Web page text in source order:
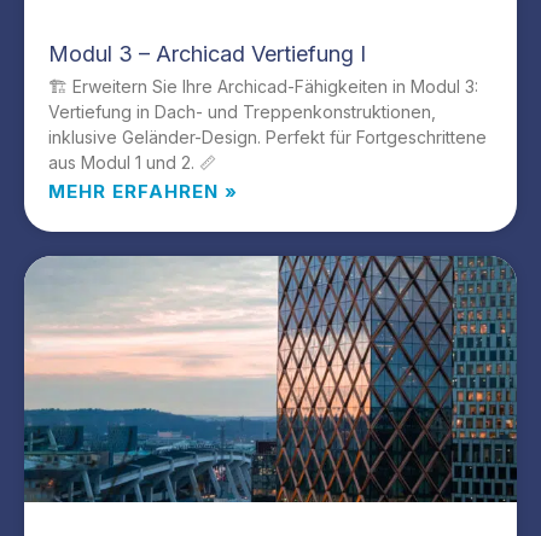
Modul 3 – Archicad Vertiefung I
🏗️ Erweitern Sie Ihre Archicad-Fähigkeiten in Modul 3:
Vertiefung in Dach- und Treppenkonstruktionen,
inklusive Geländer-Design. Perfekt für Fortgeschrittene
aus Modul 1 und 2. 📏
MEHR ERFAHREN »